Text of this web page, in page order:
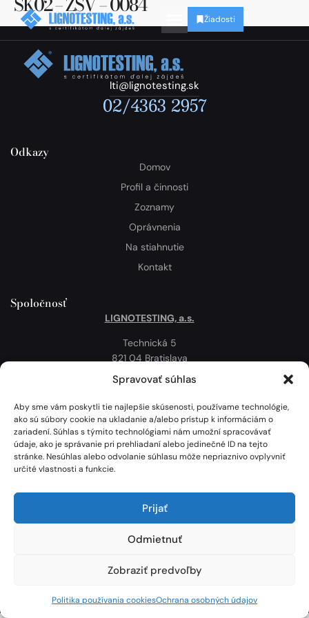
Spravovať súhlas
Aby sme vám poskytli tie najlepšie skúsenosti, používame technológie,
ako sú súbory cookie na ukladanie a/alebo prístup k informáciám o
zariadení. Súhlas s týmito technológiami nám umožní spracovávať
údaje, ako je správanie pri prehliadaní alebo jedinečné ID na tejto
stránke. Nesúhlas alebo odvolanie súhlasu môže nepriaznivo ovplyvniť
určité vlastnosti a funkcie.
Prijať
Odmietnuť
Zobraziť predvoľby
Politika používania cookiesOchrana osobných údajov
Žiadosti
lti@lignotesting.sk
02/4363 2957
Odkazy
Domov
Profil a činnosti
Zoznamy
Oprávnenia
Na stiahnutie
Kontakt
Spoločnosť
LIGNOTESTING, a.s.
Technická 5
821 04 Bratislava
Slovenská republika
Politika používania cookies
Mapa
Lignotesting, a. s. © 2024 | Všetky práva vyhradené. | Vytvoril: Marek Heinfarth.